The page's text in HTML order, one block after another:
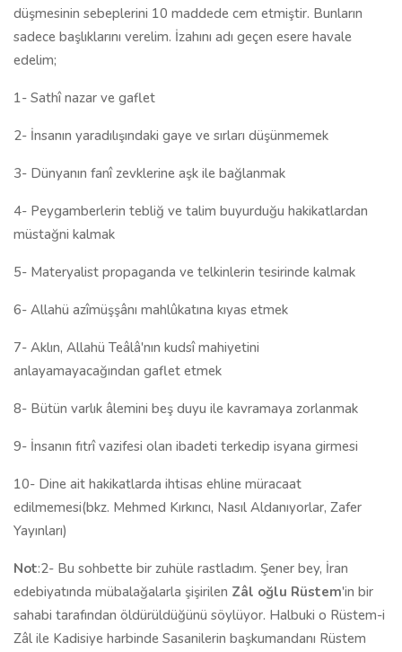
düşmesinin sebeplerini 10 maddede cem etmiştir. Bunların
sadece başlıklarını verelim. İzahını adı geçen esere havale
edelim;
1- Sathî nazar ve gaflet
2- İnsanın yaradılışındaki gaye ve sırları düşünmemek
3- Dünyanın fanî zevklerine aşk ile bağlanmak
4- Peygamberlerin tebliğ ve talim buyurduğu hakikatlardan
müstağni kalmak
5- Materyalist propaganda ve telkinlerin tesirinde kalmak
6- Allahü azîmüşşânı mahlûkatına kıyas etmek
7- Aklın, Allahü Teâlâ'nın kudsî mahiyetini
anlayamayacağından gaflet etmek
8- Bütün varlık âlemini beş duyu ile kavramaya zorlanmak
9- İnsanın fıtrî vazifesi olan ibadeti terkedip isyana girmesi
10- Dine ait hakikatlarda ihtisas ehline müracaat
edilmemesi(bkz. Mehmed Kırkıncı, Nasıl Aldanıyorlar, Zafer
Yayınları)
Not:2- Bu sohbette bir zuhüle rastladım. Şener bey, İran
edebiyatında mübalağalarla şişirilen Zâl oğlu Rüstem'in bir
sahabi tarafından öldürüldüğünü söylüyor. Halbuki o Rüstem-i
Zâl ile Kadisiye harbinde Sasanilerin başkumandanı Rüstem